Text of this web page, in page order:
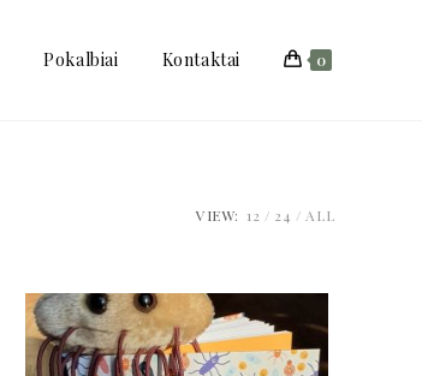
Pokalbiai Kontaktai 0
VIEW: 12 24 ALL